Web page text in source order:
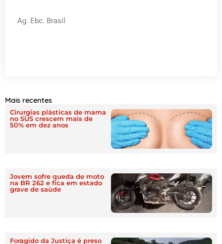
Ag. Ebc. Brasil
Mais recentes
Cirurgias plásticas de mama
no SUS crescem mais de
50% em dez anos
Jovem sofre queda de moto
na BR 262 e fica em estado
grave de saúde
Foragido da Justiça é preso